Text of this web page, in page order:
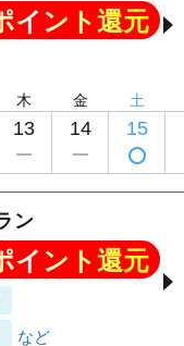
イント還元
木
13
金
14
土
15
ン
イント還元